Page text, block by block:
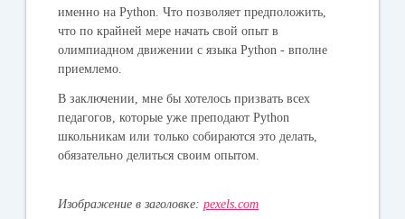
именно на Python. Что позволяет предположить,
что по крайней мере начать свой опыт в
олимпиадном движении с языка Python - вполне
приемлемо.
В заключении, мне бы хотелось призвать всех
педагогов, которые уже преподают Python
школьникам или только собираются это делать,
обязательно делиться своим опытом.
Изображение в заголовке:pexels.com